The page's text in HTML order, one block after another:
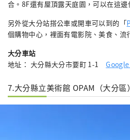
合。8F還有屋頂露天庭園，可以在這邊
另外從大分站搭公車或開車可以到的「
個購物中心，裡面有電影院、美食、流
大分車站
地址： 大分縣大分市要町 1-1
7.大分縣立美術館 OPAM（大分區）